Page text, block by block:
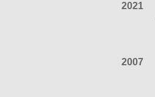
2021
2007